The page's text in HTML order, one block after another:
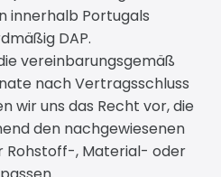
innerhalb Portugals
DAP.
vereinbarungsgemäß
nach Vertragsschluss
wir uns das Recht vor, die
den nachgewiesenen
Rohstoff-, Material- oder